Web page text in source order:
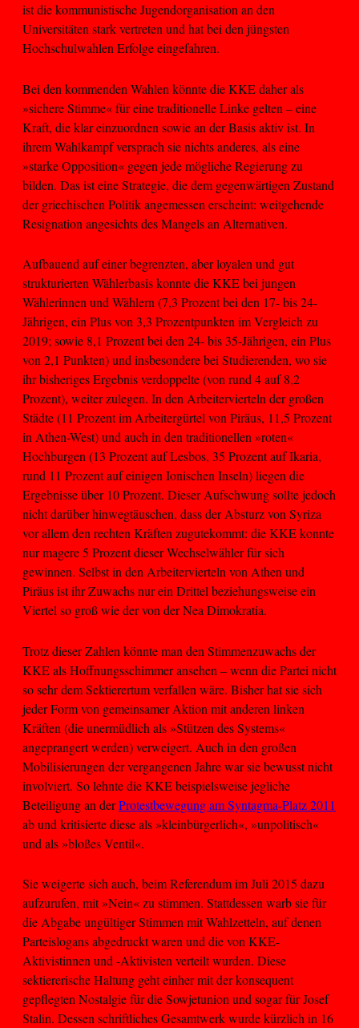
ist die kommunistische Jugendorganisation an den
Universitäten stark vertreten und hat bei den jüngsten
Hochschulwahlen Erfolge eingefahren.
Bei den kommenden Wahlen könnte die KKE daher als
»sichere Stimme« für eine traditionelle Linke gelten – eine
Kraft, die klar einzuordnen sowie an der Basis aktiv ist. In
ihrem Wahlkampf versprach sie nichts anderes, als eine
»starke Opposition« gegen jede mögliche Regierung zu
bilden. Das ist eine Strategie, die dem gegenwärtigen Zustand
der griechischen Politik angemessen erscheint: weitgehende
Resignation angesichts des Mangels an Alternativen.
Aufbauend auf einer begrenzten, aber loyalen und gut
strukturierten Wählerbasis konnte die KKE bei jungen
Wählerinnen und Wählern (7,3 Prozent bei den 17- bis 24-
Jährigen, ein Plus von 3,3 Prozentpunkten im Vergleich zu
2019; sowie 8,1 Prozent bei den 24- bis 35-Jährigen, ein Plus
von 2,1 Punkten) und insbesondere bei Studierenden, wo sie
ihr bisheriges Ergebnis verdoppelte (von rund 4 auf 8,2
Prozent), weiter zulegen. In den Arbeitervierteln der großen
Städte (11 Prozent im Arbeitergürtel von Piräus, 11,5 Prozent
in Athen-West) und auch in den traditionellen »roten«
Hochburgen (13 Prozent auf Lesbos, 35 Prozent auf Ikaria,
rund 11 Prozent auf einigen Ionischen Inseln) liegen die
Ergebnisse über 10 Prozent. Dieser Aufschwung sollte jedoch
nicht darüber hinwegtäuschen, dass der Absturz von Syriza
vor allem den rechten Kräften zugutekommt: die KKE konnte
nur magere 5 Prozent dieser Wechselwähler für sich
gewinnen. Selbst in den Arbeitervierteln von Athen und
Piräus ist ihr Zuwachs nur ein Drittel beziehungsweise ein
Viertel so groß wie der von der Nea Dimokratia.
Trotz dieser Zahlen könnte man den Stimmenzuwachs der
KKE als Hoffnungsschimmer ansehen – wenn die Partei nicht
so sehr dem Sektierertum verfallen wäre. Bisher hat sie sich
jeder Form von gemeinsamer Aktion mit anderen linken
Kräften (die unermüdlich als »Stützen des Systems«
angeprangert werden) verweigert. Auch in den großen
Mobilisierungen der vergangenen Jahre war sie bewusst nicht
involviert. So lehnte die KKE beispielsweise jegliche
Beteiligung an derProtestbewegung am Syntagma-Platz 2011
ab und kritisierte diese als »kleinbürgerlich«, »unpolitisch«
und als »bloßes Ventil«.
Sie weigerte sich auch, beim Referendum im Juli 2015 dazu
aufzurufen, mit »Nein« zu stimmen. Stattdessen warb sie für
die Abgabe ungültiger Stimmen mit Wahlzetteln, auf denen
Parteislogans abgedruckt waren und die von KKE-
Aktivistinnen und -Aktivisten verteilt wurden. Diese
sektiererische Haltung geht einher mit der konsequent
gepflegten Nostalgie für die Sowjetunion und sogar für Josef
Stalin. Dessen schriftliches Gesamtwerk wurde kürzlich in 16